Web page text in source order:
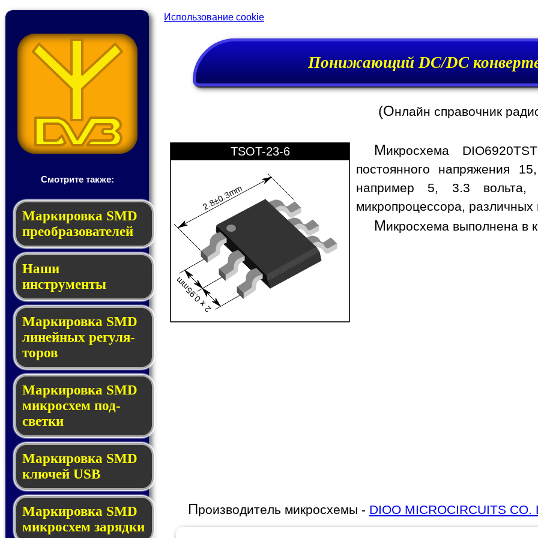
Смотрите также:
Мар­ки­ров­ка SMD
пре­об­ра­зо­ва­те­лей
Наши
инструменты
Маркировка SMD
ли­ней­ных ре­гу­ля­
то­ров
Маркировка SMD
мик­ро­схем под­
свет­ки
Маркировка SMD
клю­чей USB
Маркировка SMD
мик­рос­хем за­ряд­ки
Использование cookie
Понижающий DC/DC
(Онлайн справочник
2.8±0.3mm
2 x 0.95mm
TSOT-23-6 Микросхема
постоянного напряжения
например 5, 3.3 вольта,
микропроцессора, различных
Микросхема выполнена в
Производитель микросхемы - DIOO MICROCIRCUITS CO.